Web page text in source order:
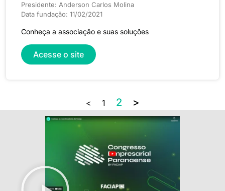
Presidente: Anderson Carlos Molina
Data fundação: 11/02/2021
Conheça a associação e suas soluções
Acesse o site
< 1 2 >